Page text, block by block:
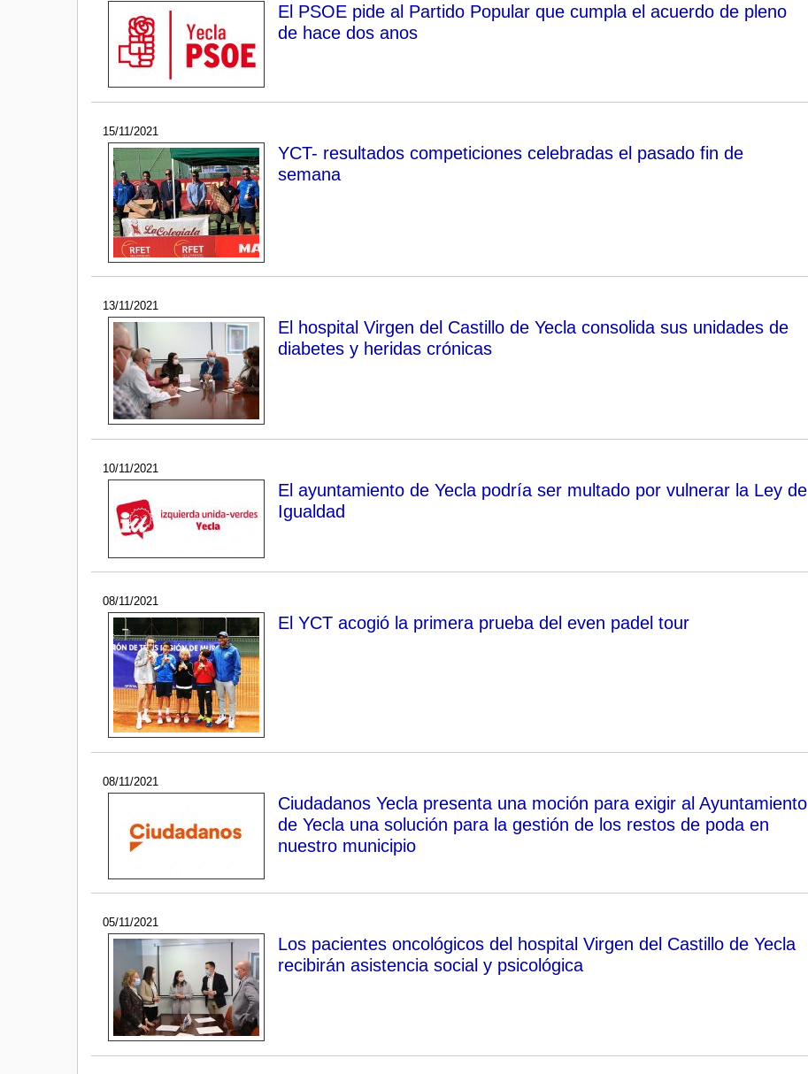
El PSOE pide al Partido Popular que cumpla el acuerdo de pleno
de hace dos anos
15/11/2021
YCT- resultados competiciones celebradas el pasado fin de
semana
13/11/2021
El hospital Virgen del Castillo de Yecla consolida sus unidades de
diabetes y heridas crónicas
10/11/2021
El ayuntamiento de Yecla podría ser multado por vulnerar la Ley de
Igualdad
08/11/2021
El YCT acogió la primera prueba del even padel tour
08/11/2021
Ciudadanos Yecla presenta una moción para exigir al Ayuntamiento
de Yecla una solución para la gestión de los restos de poda en
nuestro municipio
05/11/2021
Los pacientes oncológicos del hospital Virgen del Castillo de Yecla
recibirán asistencia social y psicológica